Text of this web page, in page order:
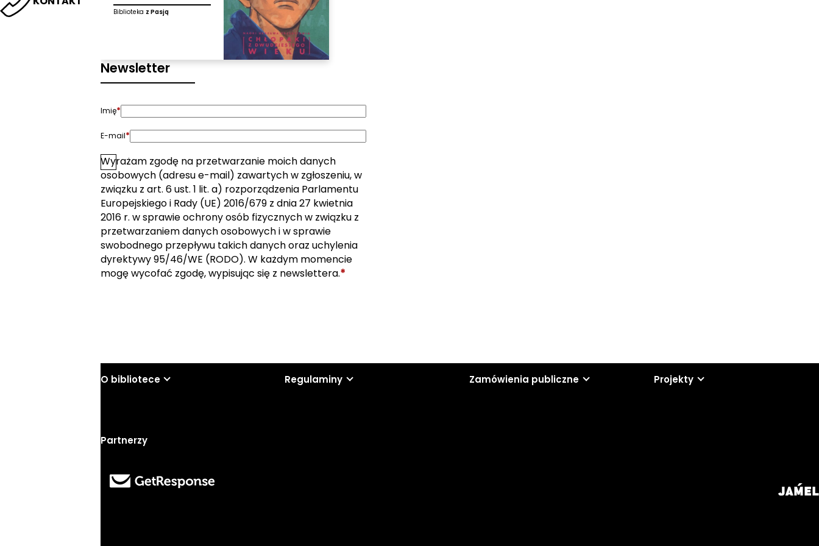
Biblioteka z Pasją
Newsletter
Imię*
E-mail*
Zgoda*
Wyrażam zgodę na przetwarzanie moich danych
osobowych (adresu e-mail) zawartych w zgłoszeniu, w
związku z art. 6 ust. 1 lit. a) rozporządzenia Parlamentu
Europejskiego i Rady (UE) 2016/679 z dnia 27 kwietnia
2016 r. w sprawie ochrony osób fizycznych w związku z
przetwarzaniem danych osobowych i w sprawie
swobodnego przepływu takich danych oraz uchylenia
dyrektywy 95/46/WE (RODO). W każdym momencie
mogę wycofać zgodę, wypisując się z newslettera.*
O bibliotece Regulaminy Zamówienia publiczne Projekty
Partnerzy